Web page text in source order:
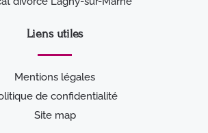
Liens utiles
Mentions légales
de confidentialité
Site map